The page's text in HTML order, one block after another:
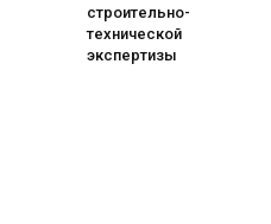
строительно-
технической
экспертизы